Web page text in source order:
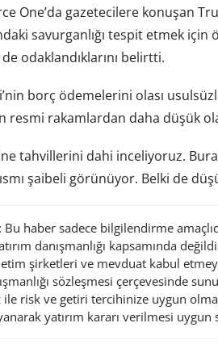
One’da gazetecilere konuşan
savurganlığı tespit etmek için
odaklandıklarını belirtti.
borç ödemelerini olası
resmi rakamlardan daha düşük
tahvillerini dahi inceliyoruz.
şaibeli görünüyor. Belki de
Bu haber sadece bilgilendirme
danışmanlığı kapsamında
şirketleri ve mevduat kabul
sözleşmesi çerçevesinde
risk ve getiri tercihinize uygun
yatırım kararı verilmesi